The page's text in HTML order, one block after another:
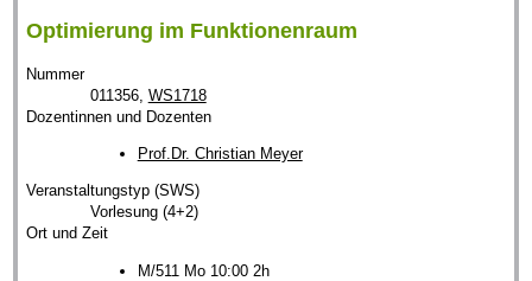
Optimierung im Funktionenraum
Nummer
011356, WS1718
Dozentinnen und Dozenten
Prof.Dr. Christian Meyer
Veranstaltungstyp (SWS)
Vorlesung (4+2)
Ort und Zeit
M/511 Mo 10:00 2h